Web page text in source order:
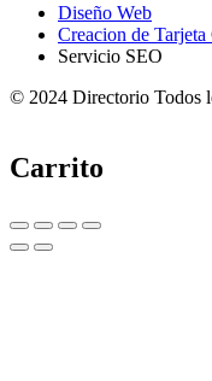
Diseño Web
Creacion de
Servicio SEO
© 2024 Directorio Todos
Carrito